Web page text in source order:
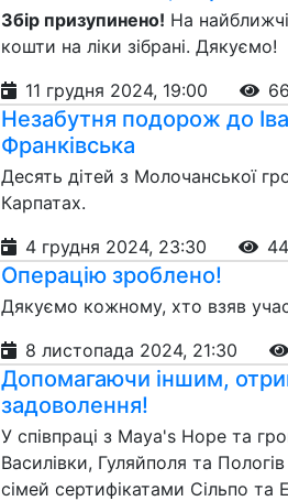
Збір призупинено! На
кошти на ліки зібрані. Дякуємо!
11 грудня 2024, 19:00
Незабутня подорож до
Франківська
Десять дітей з Молочанської
Карпатах.
4 грудня 2024, 23:30
Операцію зроблено!
Дякуємо кожному, хто взяв
8 листопада 2024, 21:30
Допомагаючи іншим,
задоволення!
У співпраці з Maya's Hope та
Василівки, Гуляйполя та
сімей сертифікатами Сільпо та